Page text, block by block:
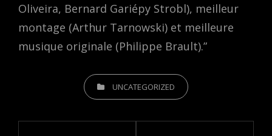
Oliveira, Bernard Gariépy Strobl), meilleur
montage (Arthur Tarnowski) et meilleure
musique originale (Philippe Brault).”
CATEGORIESUNCATEGORIZED